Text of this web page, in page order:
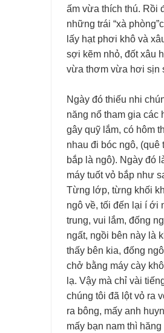
ấm vừa thích thú. Rồi
những trái “xà
lấy hạt phơi khô và
sợi kẽm nhỏ, đốt xâu
vừa thơm vừa hơi sịn
Ngày đó thiếu nhi
năng nổ tham gia các
gây quỹ lắm, có hôm
nhau đi bóc ngô, (quê
bắp là ngô). Ngày đó
máy tuốt vỏ bắp như
Từng lớp, từng khối
ngô về, tối đến lại í ới
trung, vui lắm, đống
ngất, ngồi bên này là
thấy bên kia, đống
chở bằng máy cày
lạ. Vậy mà chỉ vài
chúng tôi đã lột vỏ ra
ra bông, mấy anh
mấy bạn nam thì